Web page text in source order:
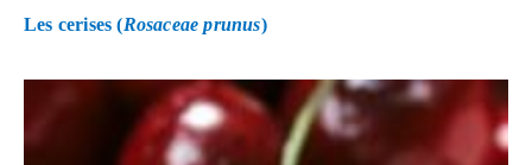
Les cerises (Rosaceae prunus)